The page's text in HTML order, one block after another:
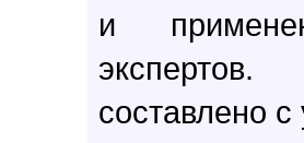
и
составлено с